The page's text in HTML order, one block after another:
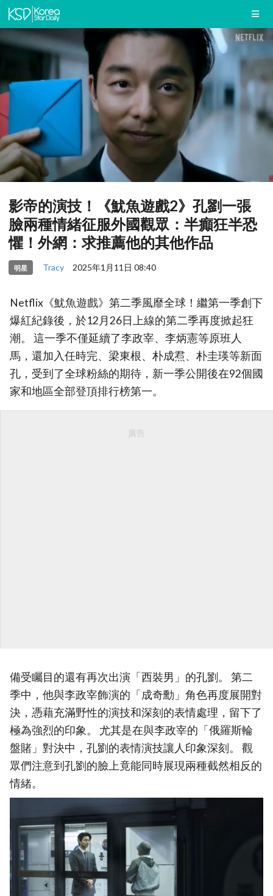
影帝的演技！《魷魚遊戲2》孔劉一張
臉兩種情緒征服外國觀眾：半癲狂半恐
懼！外網：求推薦他的其他作品
明星 Tracy 2025年1月11日 08:40
Netflix《魷魚遊戲》第二季風靡全球！繼第一季創下
爆紅紀錄後，於12月26日上線的第二季再度掀起狂
潮。 這一季不僅延續了李政宰、李炳憲等原班人
馬，還加入任時完、梁東根、朴成焄、朴圭瑛等新面
孔，受到了全球粉絲的期待，新一季公開後在92個國
家和地區全部登頂排行榜第一。
廣告
備受矚目的還有再次出演「西裝男」的孔劉。 第二
季中，他與李政宰飾演的「成奇勳」角色再度展開對
決，憑藉充滿野性的演技和深刻的表情處理，留下了
極為強烈的印象。 尤其是在與李政宰的「俄羅斯輪
盤賭」對決中，孔劉的表情演技讓人印象深刻。 觀
眾們注意到孔劉的臉上竟能同時展現兩種截然相反的
情緒。